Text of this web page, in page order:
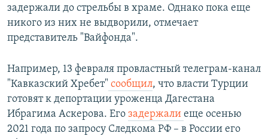
задержали до стрельбы в храме. Однако пока еще
никого из них не выдворили, отмечает
представитель "Вайфонда".
Например, 13 февраля провластный телеграм-канал
"Кавказский Хребет" сообщил, что власти Турции
готовят к депортации уроженца Дагестана
Ибрагима Аскерова. Его задержали еще осенью
2021 года по запросу Следкома РФ – в России его